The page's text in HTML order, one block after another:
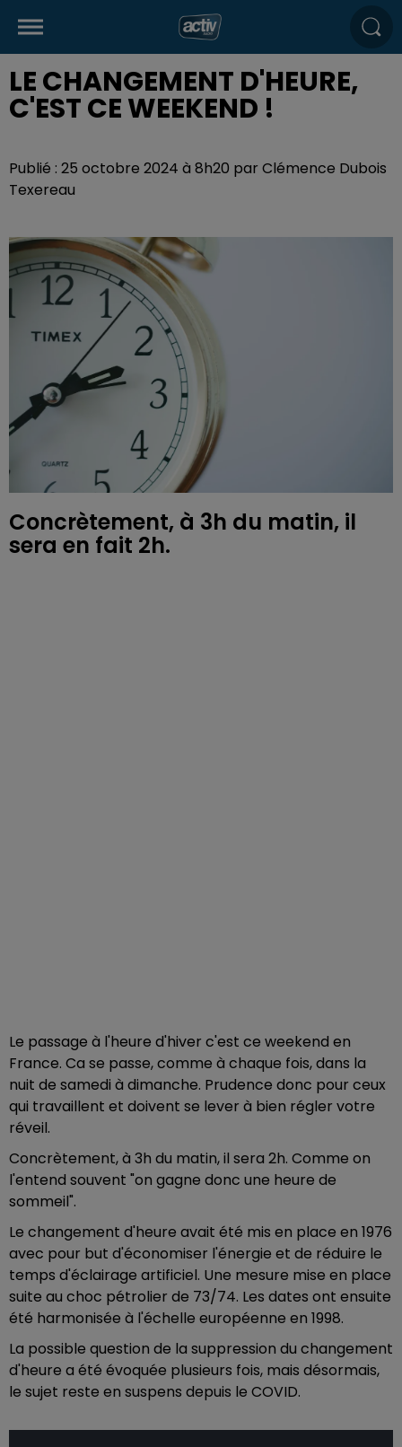
LE CHANGEMENT D'HEURE,
C'EST CE WEEKEND !
Publié : 25 octobre 2024 à 8h20 par Clémence Dubois
Texereau
Concrètement, à 3h du matin, il
sera en fait 2h.
Le passage à l'heure d'hiver c'est ce weekend en
France. Ca se passe, comme à chaque fois, dans la
nuit de samedi à dimanche. Prudence donc pour ceux
qui travaillent et doivent se lever à bien régler votre
réveil.
Concrètement, à 3h du matin, il sera 2h. Comme on
l'entend souvent "on gagne donc une heure de
sommeil".
Le changement d'heure avait été mis en place en 1976
avec pour but d'économiser l'énergie et de réduire le
temps d'éclairage artificiel. Une mesure mise en place
suite au choc pétrolier de 73/74. Les dates ont ensuite
été harmonisée à l'échelle européenne en 1998.
La possible question de la suppression du changement
d'heure a été évoquée plusieurs fois, mais désormais,
le sujet reste en suspens depuis le COVID.